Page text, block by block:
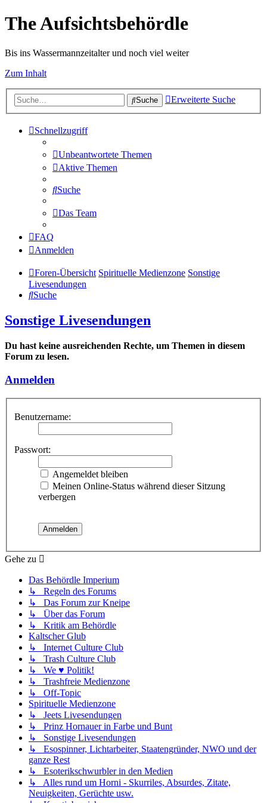
The Aufsichtsbehördle
Bis ins Wassermannzeitalter und noch viel weiter
Zum Inhalt
Suche Erweiterte Suche
Schnellzugriff
Unbeantwortete Themen
Aktive Themen
Suche
Das Team
FAQ
Anmelden
Foren-Übersicht Spirituelle Medienzone Sonstige
Livesendungen
Suche
Sonstige Livesendungen
Du hast keine ausreichenden Rechte, um Themen in diesem
Forum zu lesen.
Anmelden
Benutzername:
Passwort:
Angemeldet bleiben
Meinen Online-Status während dieser Sitzung
verbergen
Gehe zu
Das Behördle Imperium
↳ Regeln des Forums
↳ Das Forum zur Kneipe
↳ Über das Forum
↳ Kritik am Behördle
Kaltscher Glub
↳ Internet Culture Club
↳ Trash Culture Club
↳ We ♥ Politik!
↳ Trashfreie Medienzone
↳ Off-Topic
Spirituelle Medienzone
↳ Jeets Livesendungen
↳ Prinz Hornauer in Farbe und Bunt
↳ Sonstige Livesendungen
↳ Esospinner, Lichtarbeiter, Staatengründer, NWO und der
ganze Rest
↳ Esoterikschwurbler in den Medien
↳ Alles rund um Horni - Skurriles, Absurdes, Zitate,
Neuigkeiten, Gerüchte usw.